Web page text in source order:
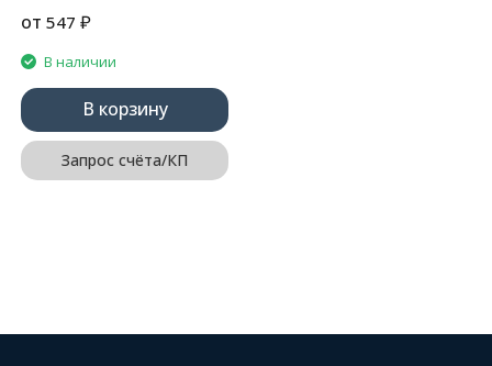
от 547 ₽
В наличии
В корзину
Запрос счёта/КП